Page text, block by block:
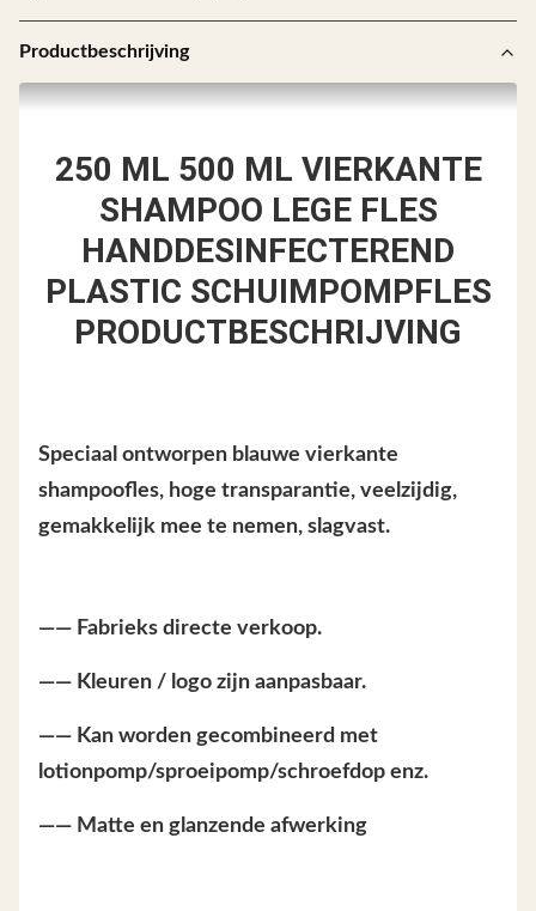
Productbeschrijving
250 ML 500 ML VIERKANTE
SHAMPOO LEGE FLES
HANDDESINFECTEREND
PLASTIC SCHUIMPOMPFLES
PRODUCTBESCHRIJVING
Speciaal ontworpen blauwe vierkante
shampoofles, hoge transparantie, veelzijdig,
gemakkelijk mee te nemen, slagvast.
—— Fabrieks directe verkoop.
—— Kleuren / logo zijn aanpasbaar.
—— Kan worden gecombineerd met
lotionpomp/sproeipomp/schroefdop enz.
—— Matte en glanzende afwerking